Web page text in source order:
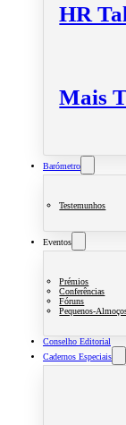
HR
Mais
Barómetro
Testemunhos
Eventos
Prémios
Conferências
Fóruns
Pequenos-
Conselho Editorial
Cadernos Especiais